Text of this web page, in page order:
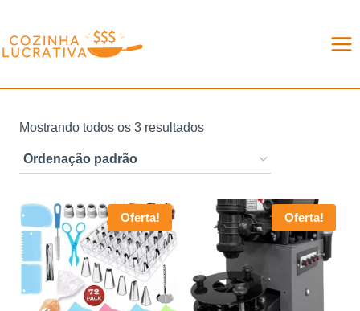
para
Conteúdo
Mostrando todos os 3 resultados
Oferta! Oferta!